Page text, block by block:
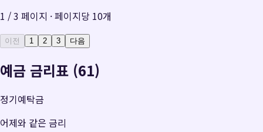
1 /3 페이지 · 페이지당 10개
이전 1 2 3 다음
예금 금리표 (61)
정기예탁금
어제와 같은 금리